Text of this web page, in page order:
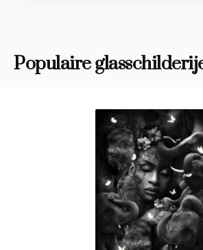
Populaire